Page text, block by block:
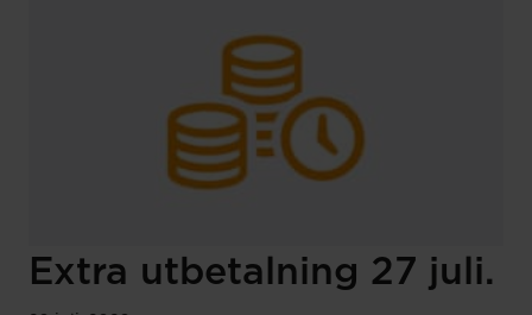
Extra utbetalning 27 juli.